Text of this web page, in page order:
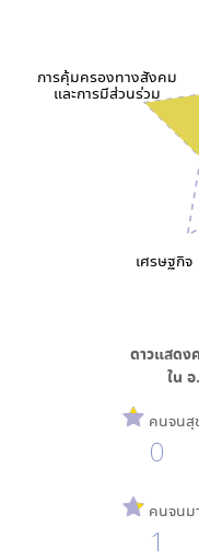
เศรษฐกิจ
การคุ้มครองทางสังคม
และการมีส่วนร่วม
ดาวแสดง
ใน
คนจนสุ
0
คนจนม
1